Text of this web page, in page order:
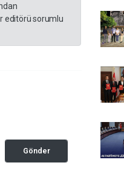
editörü sorumlu
Gönder